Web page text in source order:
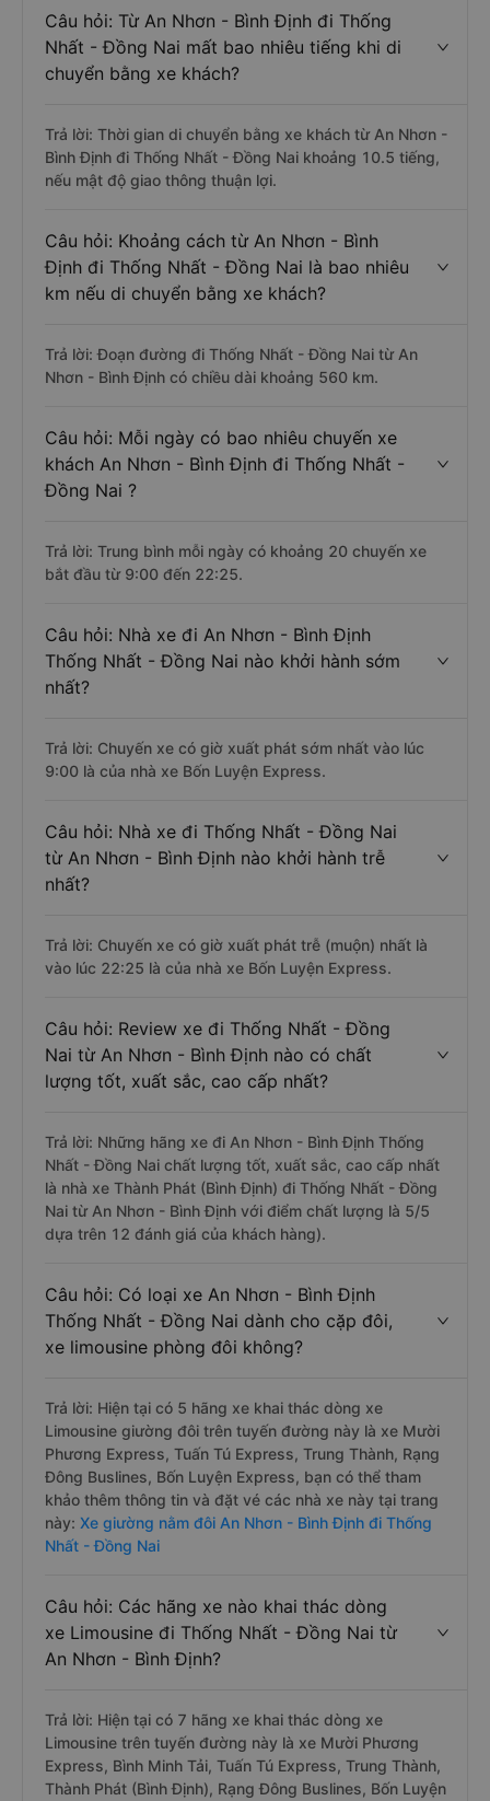
Câu hỏi: Từ An Nhơn - Bình Định đi Thống
Nhất - Đồng Nai mất bao nhiêu tiếng khi di
chuyển bằng xe khách?
Trả lời: Thời gian di chuyển bằng xe khách từ An Nhơn -
Bình Định đi Thống Nhất - Đồng Nai khoảng 10.5 tiếng,
nếu mật độ giao thông thuận lợi.
Câu hỏi: Khoảng cách từ An Nhơn - Bình
Định đi Thống Nhất - Đồng Nai là bao nhiêu
km nếu di chuyển bằng xe khách?
Trả lời: Đoạn đường đi Thống Nhất - Đồng Nai từ An
Nhơn - Bình Định có chiều dài khoảng 560 km.
Câu hỏi: Mỗi ngày có bao nhiêu chuyến xe
khách An Nhơn - Bình Định đi Thống Nhất -
Đồng Nai ?
Trả lời: Trung bình mỗi ngày có khoảng 20 chuyến xe
bắt đầu từ 9:00 đến 22:25.
Câu hỏi: Nhà xe đi An Nhơn - Bình Định
Thống Nhất - Đồng Nai nào khởi hành sớm
nhất?
Trả lời: Chuyến xe có giờ xuất phát sớm nhất vào lúc
9:00 là của nhà xe Bốn Luyện Express.
Câu hỏi: Nhà xe đi Thống Nhất - Đồng Nai
từ An Nhơn - Bình Định nào khởi hành trễ
nhất?
Trả lời: Chuyến xe có giờ xuất phát trễ (muộn) nhất là
vào lúc 22:25 là của nhà xe Bốn Luyện Express.
Câu hỏi: Review xe đi Thống Nhất - Đồng
Nai từ An Nhơn - Bình Định nào có chất
lượng tốt, xuất sắc, cao cấp nhất?
Trả lời: Những hãng xe đi An Nhơn - Bình Định Thống
Nhất - Đồng Nai chất lượng tốt, xuất sắc, cao cấp nhất
là nhà xe Thành Phát (Bình Định) đi Thống Nhất - Đồng
Nai từ An Nhơn - Bình Định với điểm chất lượng là 5/5
dựa trên 12 đánh giá của khách hàng).
Câu hỏi: Có loại xe An Nhơn - Bình Định
Thống Nhất - Đồng Nai dành cho cặp đôi,
xe limousine phòng đôi không?
Trả lời: Hiện tại có 5 hãng xe khai thác dòng xe
Limousine giường đôi trên tuyến đường này là xe Mười
Phương Express, Tuấn Tú Express, Trung Thành, Rạng
Đông Buslines, Bốn Luyện Express, bạn có thể tham
khảo thêm thông tin và đặt vé các nhà xe này tại trang
này: Xe giường nằm đôi An Nhơn - Bình Định đi Thống
Nhất - Đồng Nai
Câu hỏi: Các hãng xe nào khai thác dòng
xe Limousine đi Thống Nhất - Đồng Nai từ
An Nhơn - Bình Định?
Trả lời: Hiện tại có 7 hãng xe khai thác dòng xe
Limousine trên tuyến đường này là xe Mười Phương
Express, Bình Minh Tải, Tuấn Tú Express, Trung Thành,
Thành Phát (Bình Định), Rạng Đông Buslines, Bốn Luyện